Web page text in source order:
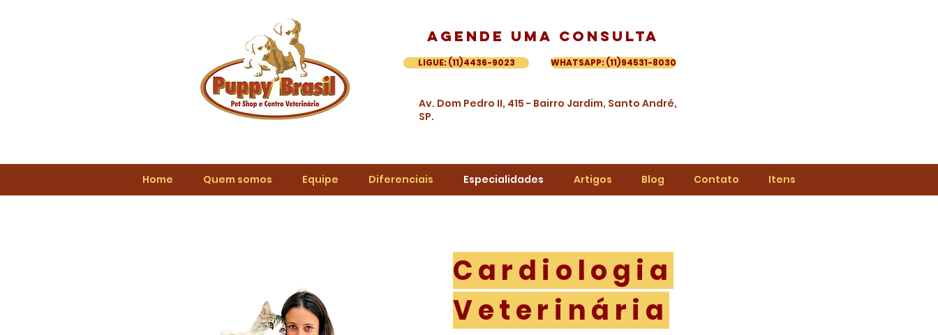
Agende uma consulta
LIGUE: (11)4436-9023 WHATSAPP: (11)94531-8030
Av. Dom Pedro II, 415 - Bairro Jardim, Santo André,
SP.
Home Quem somos Equipe Diferenciais Especialidades Artigos Blog Contato Itens
Cardiologia
Veterinária